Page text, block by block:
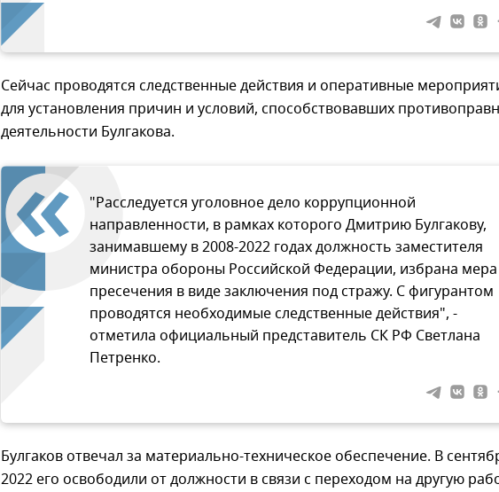
Сейчас проводятся следственные действия и оперативные
для установления причин и условий, способствовавших
деятельности Булгакова.
"Расследуется уголовное дело коррупционной
направленности, в рамках которого Дмитрию Булгакову,
занимавшему в 2008-2022 годах должность заместителя
министра обороны Российской Федерации, избрана мера
пресечения в виде заключения под стражу. С фигурантом
проводятся необходимые следственные действия", -
отметила официальный представитель СК РФ Светлана
Петренко.
Булгаков отвечал за материально-техническое обеспечение. В
2022 его освободили от должности в связи с переходом на другую